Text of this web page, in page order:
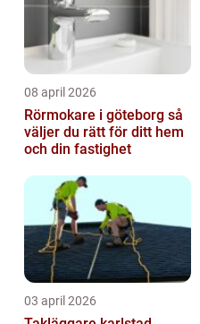
08 april 2026
Rörmokare i göteborg så
väljer du rätt för ditt hem
och din fastighet
03 april 2026